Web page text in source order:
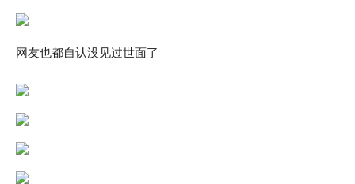
网友也都自认没见过世面了